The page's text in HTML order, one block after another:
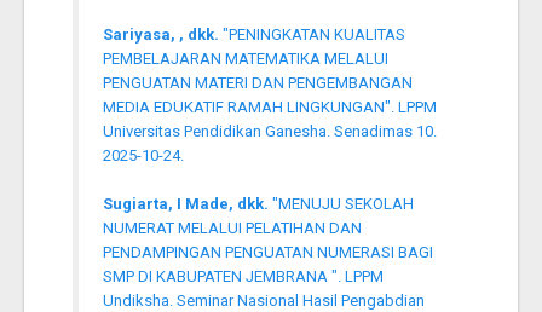
Sariyasa, , dkk. "PENINGKATAN KUALITAS
PEMBELAJARAN MATEMATIKA MELALUI
PENGUATAN MATERI DAN PENGEMBANGAN
MEDIA EDUKATIF RAMAH LINGKUNGAN". LPPM
Universitas Pendidikan Ganesha. Senadimas 10.
2025-10-24.
Sugiarta, I Made, dkk. "MENUJU SEKOLAH
NUMERAT MELALUI PELATIHAN DAN
PENDAMPINGAN PENGUATAN NUMERASI BAGI
SMP DI KABUPATEN JEMBRANA ". LPPM
Undiksha. Seminar Nasional Hasil Pengabdian